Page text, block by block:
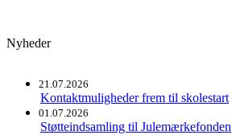
Nyheder
21.07.2026
Kontaktmuligheder frem til skolestart
01.07.2026
Støtteindsamling til Julemærkefonden